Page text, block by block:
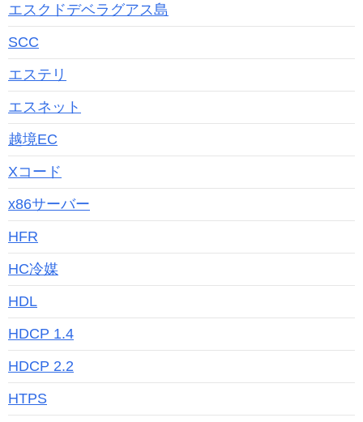
エスクドデベラグアス島
SCC
エステリ
エスネット
越境EC
Xコード
x86サーバー
HFR
HC冷媒
HDL
HDCP 1.4
HDCP 2.2
HTPS